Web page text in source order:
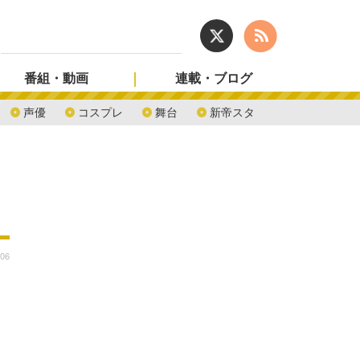
声優 コスプレ 舞台 新帝スタ
番組・動画 連載・ブログ